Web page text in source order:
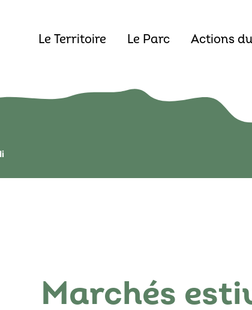
Le Territoire Le Parc Actions
Marchés